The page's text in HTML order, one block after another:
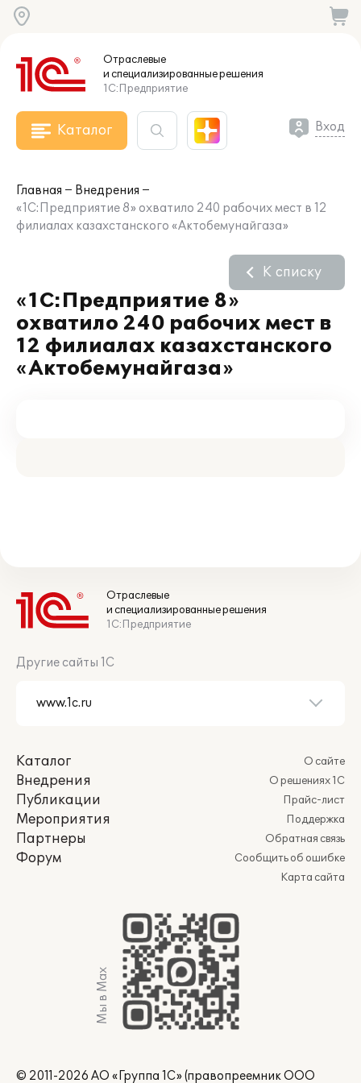
Отраслевые
и специализированныерешения
1С:Предприятие
Каталог Вход
Главная
Внедрения
«1С:Предприятие 8» охватило 240 рабочих мест в 12
филиалах казахстанского «Актобемунайгаза»
«1С:Предприятие 8»
охватило 240 рабочих мест в
12 филиалах казахстанского
«Актобемунайгаза»
К списку
Отраслевые
и специализированные решения
1С:Предприятие
Другие сайты 1С
Каталог
Внедрения
Публикации
Мероприятия
Партнеры
Форум
О сайте
О решениях 1С
Прайс-лист
Поддержка
Обратная связь
Сообщить об ошибке
Карта сайта
Мы в Max
© 2011-2026 АО «Группа 1С» (правопреемник ООО